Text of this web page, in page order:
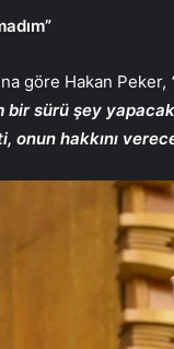
göre Hakan Peker,
bir sürü şey
onun hakkını